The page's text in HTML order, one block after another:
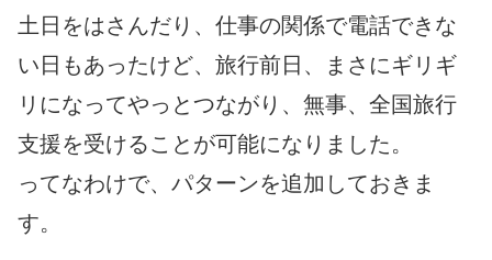
土日をはさんだり、仕事の関係で電話できな
い日もあったけど、旅行前日、まさにギリギ
リになってやっとつながり、無事、全国旅行
支援を受けることが可能になりました。
ってなわけで、パターンを追加しておきま
す。